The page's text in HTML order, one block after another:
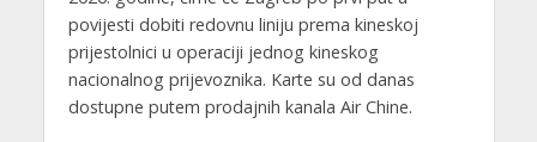
povijesti dobiti redovnu liniju prema kineskoj
prijestolnici u operaciji jednog kineskog
nacionalnog prijevoznika. Karte su od danas
dostupne putem prodajnih kanala Air Chine.